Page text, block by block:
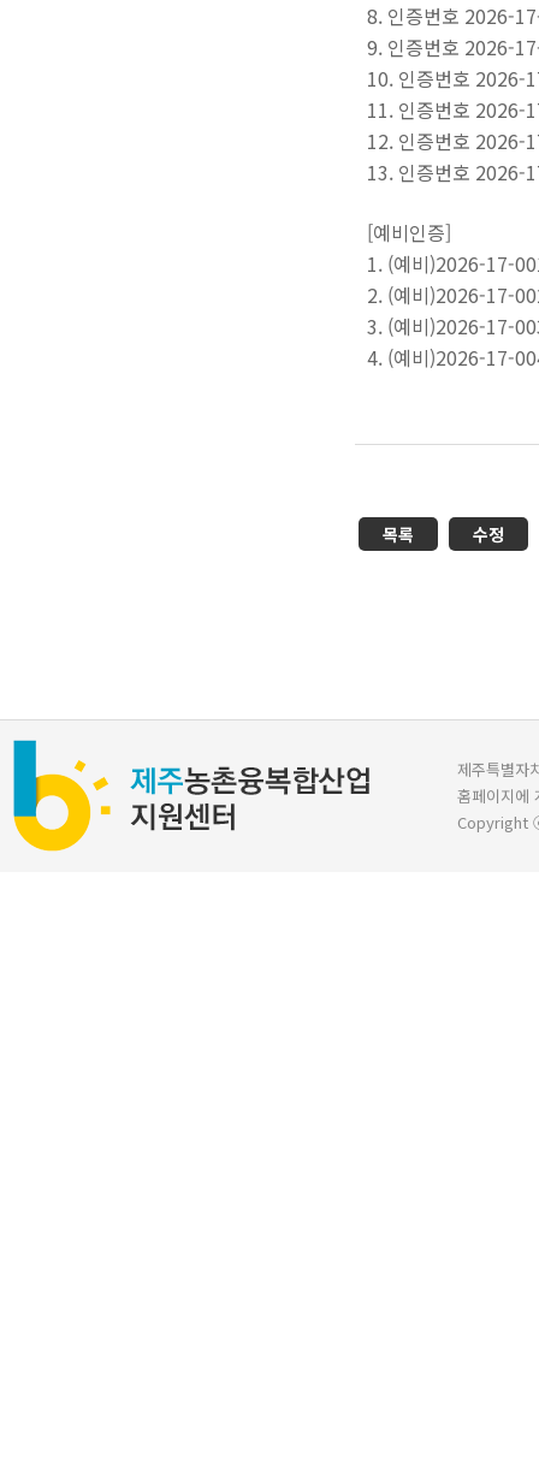
8. 인증번호 2026-
9. 인증번호 2026-
10. 인증번호 2026-
11. 인증번호 2026-
12. 인증번호 2026-
13. 인증번호 2026-
[예비인증]
1. (예비)2026-17-
2. (예비)2026-17-
3. (예비)2026-17-
4. (예비)2026-17-
목록 수정
제주특별자
홈페이지에
Copyright